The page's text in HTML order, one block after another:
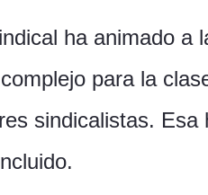
ha animado
para la
sindicalistas.